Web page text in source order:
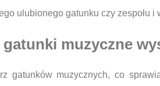
ulubionego gatunku czy zespołu
muzyczne
gatunków muzycznych, co